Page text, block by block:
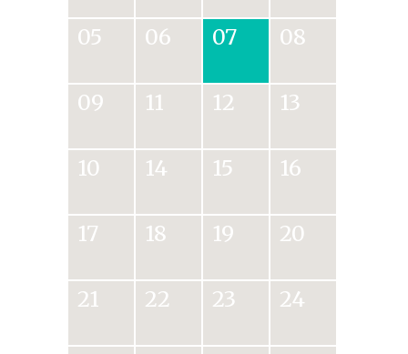
05 06 07 08
09 11 12 13
10 14 15 16
17 18 19 20
21 22 23 24